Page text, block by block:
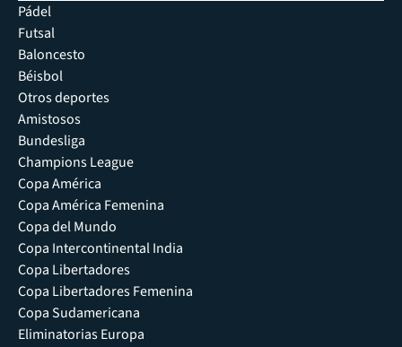
Pádel
Futsal
Baloncesto
Béisbol
Otros deportes
Amistosos
Bundesliga
Champions League
Copa América
Copa América Femenina
Copa del Mundo
Copa Intercontinental India
Copa Libertadores
Copa Libertadores Femenina
Copa Sudamericana
Eliminatorias Europa